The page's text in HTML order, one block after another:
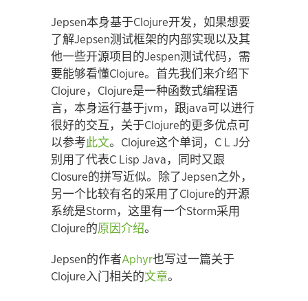
Jepsen本身基于Clojure开发，如果想要
了解Jepsen测试框架的内部实现以及其
他一些开源项目的Jespen测试代码，需
要能够看懂Clojure。首先我们来介绍下
Clojure，Clojure是一种函数式编程语
言，本身运行基于jvm，跟java可以进行
很好的交互，关于Clojure的更多优点可
以参考此文。Clojure这个单词，C L J分
别用了代表C Lisp Java，同时又跟
Closure的拼写近似。除了Jepsen之外，
另一个比较有名的采用了Clojure的开源
系统是Storm，这里有一个Storm采用
Clojure的原因介绍。
Jepsen的作者Aphyr也写过一篇关于
Clojure入门相关的文章。